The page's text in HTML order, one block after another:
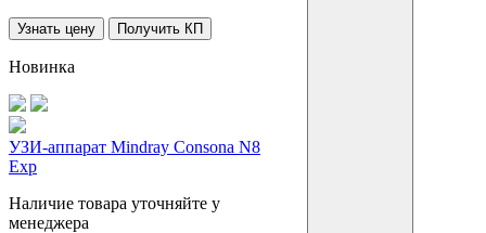
Узнать цену Получить КП
Новинка
УЗИ-аппарат Mindray Consona N8
Exp
Наличие товара уточняйте у
менеджера